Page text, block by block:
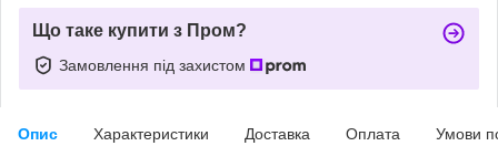
Що таке купити з Пром?
Замовлення під захистом
Опис Характеристики Доставка Оплата Умови